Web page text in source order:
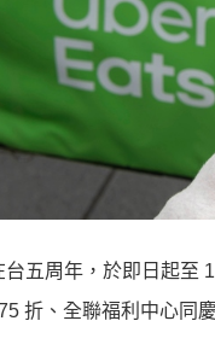
台五周年，於即日起至
折、全聯福利中心同